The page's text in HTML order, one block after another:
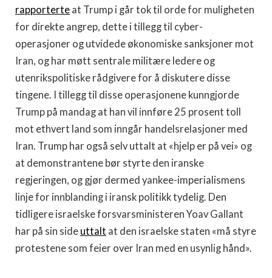
rapporterte at Trump i går tok til orde for muligheten
for direkte angrep, dette i tillegg til cyber-
operasjoner og utvidede økonomiske sanksjoner mot
Iran, og har møtt sentrale militære ledere og
utenrikspolitiske rådgivere for å diskutere disse
tingene. I tillegg til disse operasjonene kunngjorde
Trump på mandag at han vil innføre 25 prosent toll
mot ethvert land som inngår handelsrelasjoner med
Iran. Trump har også selv uttalt at «hjelp er på vei» og
at demonstrantene bør styrte den iranske
regjeringen, og gjør dermed yankee-imperialismens
linje for innblanding i iransk politikk tydelig. Den
tidligere israelske forsvarsministeren Yoav Gallant
har på sin side uttalt at den israelske staten «må styre
protestene som feier over Iran med en usynlig hånd».